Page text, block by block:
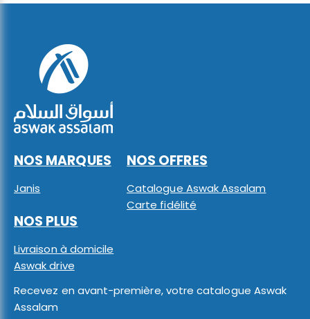
NOS MARQUES
Janis
NOS OFFRES
Catalogue Aswak Assalam
Carte fidélité
NOS PLUS
Livraison à domicile
Aswak drive
Recevez en avant-première, votre catalogue Aswak
Assalam